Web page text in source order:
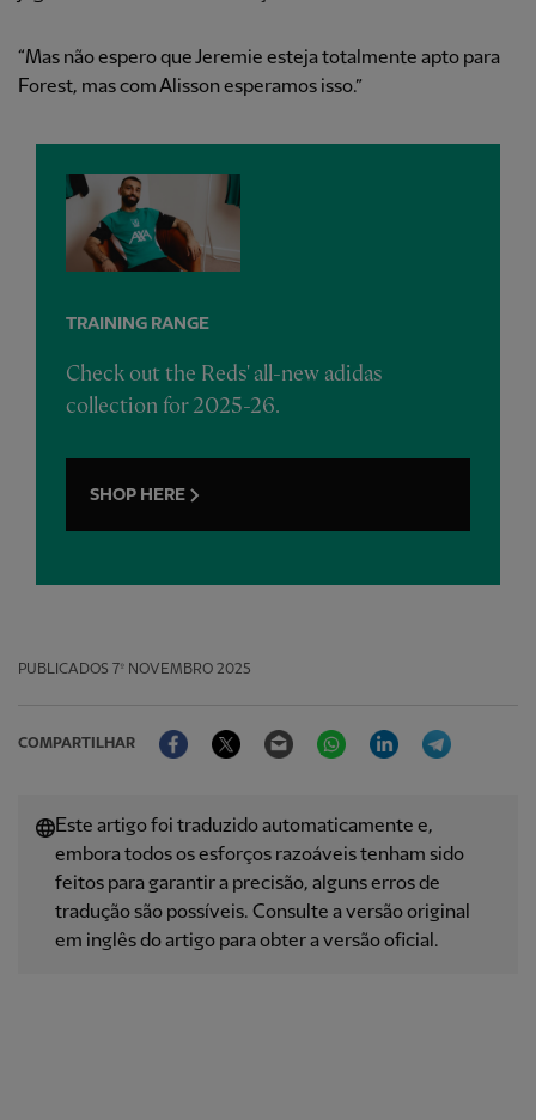
“Mas não espero que Jeremie esteja totalmente apto para
Forest, mas com Alisson esperamos isso.”
TRAINING RANGE
Check out the Reds' all-new adidas
collection for 2025-26.
SHOP HERE
PUBLICADOS 7º NOVEMBRO 2025
COMPARTILHAR
FacebookTwitter Email WhatsAppLinkedIn
Este artigo foi traduzido automaticamente e,
embora todos os esforços razoáveis ​​tenham sido
feitos para garantir a precisão, alguns erros de
tradução são possíveis. Consulte a versão original
em inglês do artigo para obter a versão oficial.